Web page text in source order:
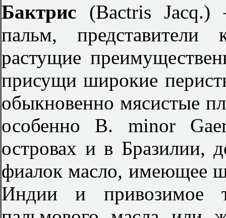
Бактрис (Васtris Jacq.)
пальм,
растущие
присущи широкие
обыкновенно мясистые
особенно В. minor
островах и в Бразилии,
фиалок масло, имеющее
Индии и привозимое